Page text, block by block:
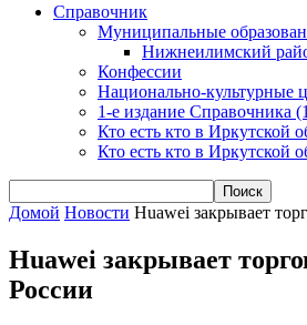
Справочник
Муниципальные
Нижнеилимский
Конфессии
Национально-культурные
1-е издание Справочника
Кто есть кто в Иркутской
Кто есть кто в Иркутской
Домой Новости Huawei закрывает
Huawei закрывает
России